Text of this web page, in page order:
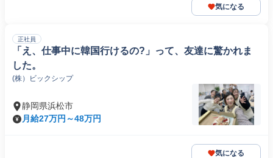
気になる
正社員
「え、仕事中に韓国行けるの?」って、友達に驚かれま
した。
(株）ビックシップ
静岡県浜松市
月給27万円～48万円
気になる